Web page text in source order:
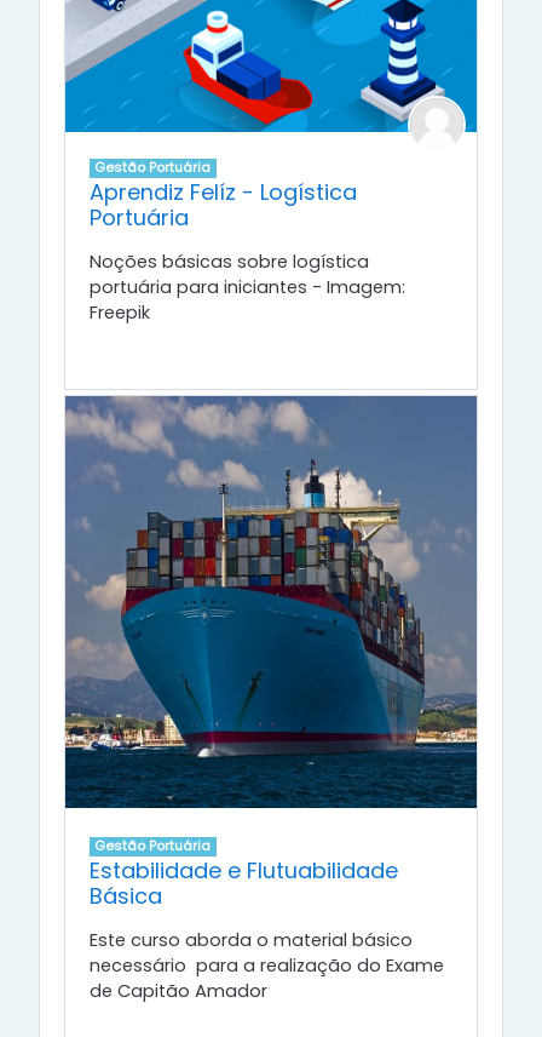
Gestão Portuária
Aprendiz Felíz - Logística
Portuária
Noções básicas sobre logística
portuária para iniciantes - Imagem:
Freepik
Gestão Portuária
Estabilidade e Flutuabilidade
Básica
Este curso aborda o material básico
necessário para a realização do Exame
de Capitão Amador